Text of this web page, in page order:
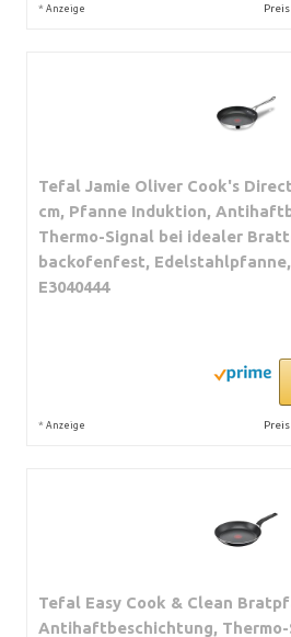
* Anzeige
Tefal Jamie Oliver Cook's
cm, Pfanne Induktion,
Thermo-Signal bei idealer
backofenfest,
E3040444
* Anzeige
Tefal Easy Cook & Clean
Antihaftbeschichtung,